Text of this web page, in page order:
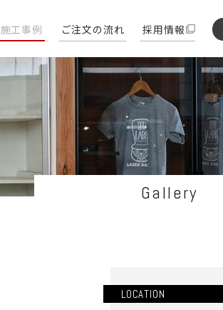
施工事例 ご注文の流れ 採用情報
Gallery
LOCATION